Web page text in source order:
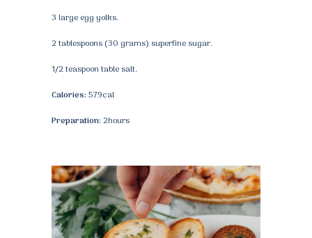
3 large egg yolks.
2 tablespoons (30 grams) superfine sugar.
1/2 teaspoon table salt.
Calories: 579cal
Preparation: 2hours